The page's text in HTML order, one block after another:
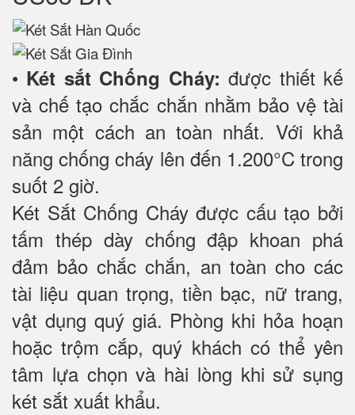
• Két sắt Chống Cháy: được thiết kế
và chế tạo chắc chắn nhằm bảo vệ tài
sản một cách an toàn nhất. Với khả
năng chống cháy lên đến 1.200°C trong
suốt 2 giờ.
Két Sắt Chống Cháy được cấu tạo bởi
tấm thép dày chống đập khoan phá
đảm bảo chắc chắn, an toàn cho các
tài liệu quan trọng, tiền bạc, nữ trang,
vật dụng quý giá. Phòng khi hỏa hoạn
hoặc trộm cắp, quý khách có thể yên
tâm lựa chọn và hài lòng khi sử sụng
két sắt xuất khẩu.